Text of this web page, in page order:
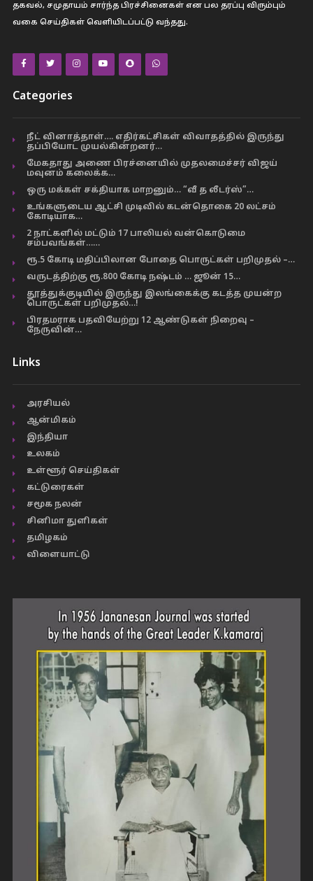
தகவல், சமுதாயம் சார்ந்த பிரச்சினைகள் என பல தரப்பு விரும்பும்
வகை செய்திகள் வெளியிடப்பட்டு வந்தது.
Categories
நீட் வினாத்தாள்…. எதிர்கட்சிகள் விவாதத்தில் இருந்து
தப்பியோட முயல்கின்றனர்…
மேகதாது அணை பிரச்னையில் முதலமைச்சர் விஜய்
மவுனம் கலைக்க…
ஒரு மக்கள் சக்தியாக மாறனும்… “வீ த லீடர்ஸ்”…
உங்களுடைய ஆட்சி முடிவில் கடன்தொகை 20 லட்சம்
கோடியாக…
2 நாட்களில் மட்டும் 17 பாலியல் வன்கொடுமை
சம்பவங்கள்……
ரூ.5 கோடி மதிப்பிலான போதை பொருட்கள் பறிமுதல் –…
வருடத்திற்கு ரூ.800 கோடி நஷ்டம் … ஜூன் 15…
தூத்துக்குடியில் இருந்து இலங்கைக்கு கடத்த முயன்ற
பொருட்கள் பறிமுதல்…!
பிரதமராக பதவியேற்று 12 ஆண்டுகள் நிறைவு –
நேருவின்…
Links
அரசியல்
ஆன்மிகம்
இந்தியா
உலகம்
உள்ளூர் செய்திகள்
கட்டுரைகள்
சமூக நலன்
சினிமா துளிகள்
தமிழகம்
விளையாட்டு